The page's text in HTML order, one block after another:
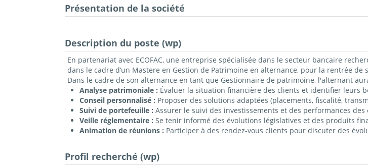
Présentation de la société
Description du poste (wp)
En partenariat avec ECOFAC, une entreprise spécialisée dans le secteur bancaire
dans le cadre d’un Mastere en Gestion de Patrimoine en alternance, pour la rentrée de
Dans le cadre de son alternance en tant que Gestionnaire de patrimoine, l'alternant
Analyse patrimoniale : Évaluer la situation financière des clients et identifier leurs
Conseil personnalisé : Proposer des solutions adaptées (placements, fiscalité,
Suivi de portefeuille : Assurer le suivi des investissements et des performances
Veille réglementaire : Se tenir informé des évolutions législatives et des produits
Animation de réunions : Participer à des rendez-vous clients pour discuter des
Profil recherché (wp)